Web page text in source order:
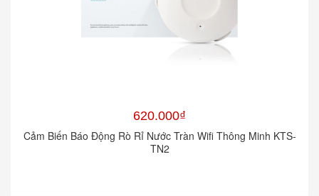
620.000₫
Cảm Biến Báo Động Rò Rỉ Nước Tràn Wifi Thông Minh KTS-
TN2